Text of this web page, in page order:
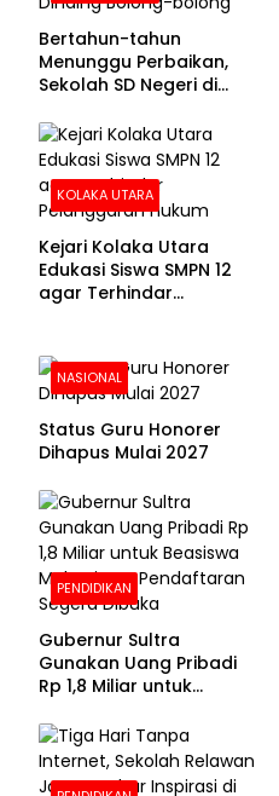
Bertahun-tahun
Menunggu Perbaikan,
Sekolah SD Negeri di
Beralas Tanah dan
Dinding Bolong-bolong
KOLAKA UTARA
Kejari Kolaka Utara
Edukasi Siswa SMPN 12
agar Terhindar
NASIONAL
Status Guru Honorer
Dihapus Mulai 2027
PENDIDIKAN
Gubernur Sultra
Gunakan Uang Pribadi
Rp 1,8 Miliar untuk
Pendaftaran Segera
Dibuka